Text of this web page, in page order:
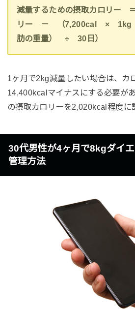
減量するための摂取カロリー
リー － （7,200cal × 1kg（
肪の重量） ÷ 30日）
1ヶ月で2kg減量したい場合は、カ
14,400kcalマイナスにする必要が
の摂取カロリーを2,020kcal程度に
30代男性が4ヶ月で8kgダイ
管理方法